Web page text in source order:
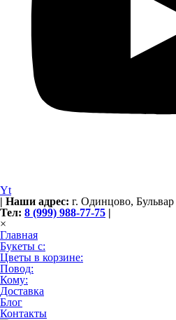
Yt
| Наши адрес: г. Одинцово,
Тел: 8 (999) 988-77-75 |
×
Главная
Букеты с:
Цветы в корзине:
Повод:
Кому:
Доставка
Блог
Контакты